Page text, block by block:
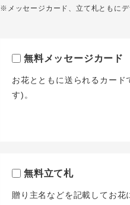
※メッセージカード、立て札ともに
無料メッセージカード
お花とともに送られるカー
す)。
無料立て札
贈り主名などを記載してお花